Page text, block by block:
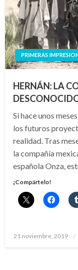
PRIMERAS
HERNÁN: LA
Si hace unos
los futuros
realidad. Tras
la compañía
española Onza,
¡Compártelo!
Publicado
21 noviembre, 2019